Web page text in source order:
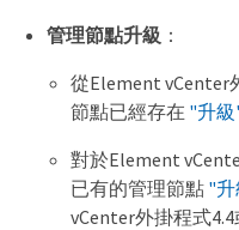
管理節點升級 ：
從Element vCenter
節點已經存在 "升
對於Element
已有的管理節點 "
vCenter外掛程式